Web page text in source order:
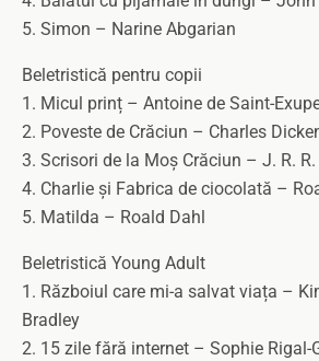
5. Simon – Narine Abgarian
Beletristică pentru copii
1. Micul prinț – Antoine de Saint-
2. Poveste de Crăciun – Charles
3. Scrisori de la Moș Crăciun – J. R.
4. Charlie și Fabrica de ciocolată –
5. Matilda – Roald Dahl
Beletristică Young Adult
1. Războiul care mi-a salvat viața –
Bradley
2. 15 zile fără internet – Sophie Rigal-